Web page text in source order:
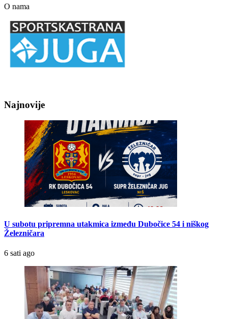
O nama
Najnovije
U subotu pripremna utakmica između Dubočice 54 i niškog
Železničara
6 sati ago